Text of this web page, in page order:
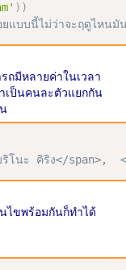
) )
บบนี้ไม่ว่าจะฤดูไหน
ถมีหลายค่าในเวลา
เป็นคนละตัวแยกกัน
ะ คิริง</span>,
ไขพร้อมกันก็ทำได้